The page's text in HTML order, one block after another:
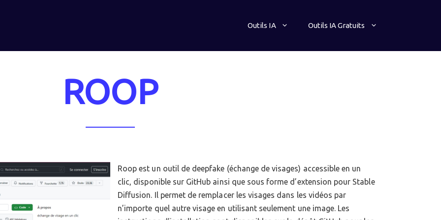
Outils IA Outils IA Gratuits
ROOP
Roop est un outil de deepfake (échange de visages) accessible en un
clic, disponible sur GitHub ainsi que sous forme d’extension pour Stable
Diffusion. Il permet de remplacer les visages dans les vidéos par
n’importe quel autre visage en utilisant seulement une image. Les